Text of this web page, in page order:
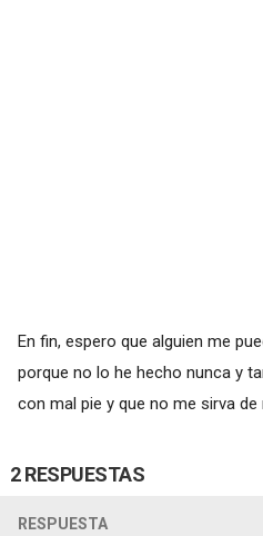
En fin, espero que alguien me
porque no lo he hecho nunca y
con mal pie y que no me sirva de
2 RESPUESTAS
RESPUESTA